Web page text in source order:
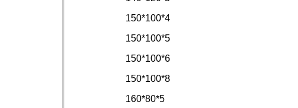
150*100*4
150*100*5
150*100*6
150*100*8
160*80*5